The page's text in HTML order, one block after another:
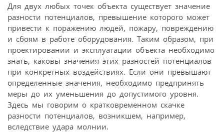
Для двух любых точек объекта существует значение
разности потенциалов, превышение которого может
привести к поражению людей, пожару, повреждению
и сбоям в работе оборудования. Таким образом, при
проектировании и эксплуатации объекта необходимо
знать, каковы значения этих разностей потенциалов
при конкретных воздействиях. Если они превышают
определенные значения, необходимо предпринять
меры до их уменьшения до допустимого уровня.
Здесь мы говорим о кратковременном скачке
разности потенциалов, возникшем, например,
вследствие удара молнии.